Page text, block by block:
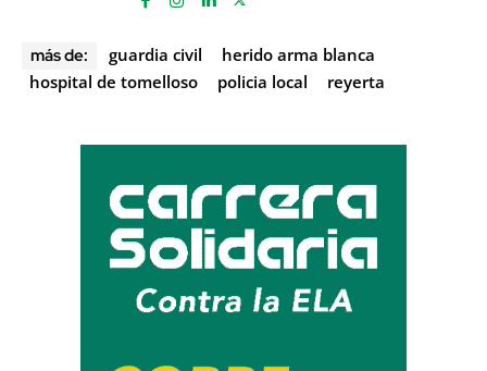
más de: guardia civil
herido arma blanca
hospital de tomelloso
policia local reyerta